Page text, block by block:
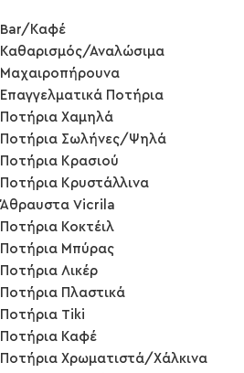
Bar/Καφέ
Καθαρισμός/Αναλώσιμα
Μαχαιροπήρουνα
Επαγγελματικά Ποτήρια
Ποτήρια Χαμηλά
Ποτήρια Σωλήνες/Ψηλά
Ποτήρια Κρασιού
Ποτήρια Κρυστάλλινα
Άθραυστα Vicrila
Ποτήρια Κοκτέιλ
Ποτήρια Μπύρας
Ποτήρια Λικέρ
Ποτήρια Πλαστικά
Ποτήρια Tiki
Ποτήρια Καφέ
Ποτήρια Χρωματιστά/Χάλκινα